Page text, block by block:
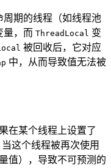
周期的线程（如线程池
量，而 ThreadLocal 变
被回收后，它对应
中，从而导致值无法被
在某个线程上设置了
这个线程被再次使用
值），导致不可预测的